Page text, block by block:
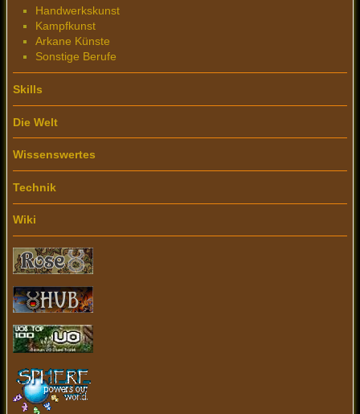
Handwerkskunst
Kampfkunst
Arkane Künste
Sonstige Berufe
Skills
Die Welt
Wissenswertes
Technik
Wiki